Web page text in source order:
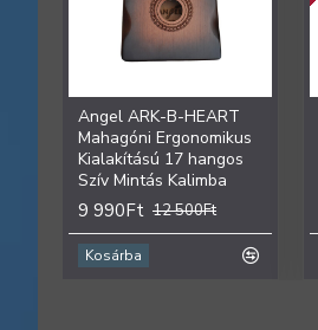
Angel ARK-B-HEART
Mahagóni Ergonomikus
Kialakítású 17 hangos
Szív Mintás Kalimba
9 990Ft 12 500Ft
Kosárba